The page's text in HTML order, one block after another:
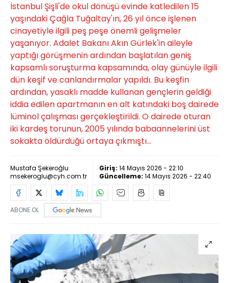
İstanbul Şişli'de okul dönüşü evinde katledilen 15
yaşındaki Çağla Tuğaltay'ın, 26 yıl önce işlenen
cinayetiyle ilgili peş peşe önemli gelişmeler
yaşanıyor. Adalet Bakanı Akın Gürlek'in aileyle
yaptığı görüşmenin ardından başlatılan geniş
kapsamlı soruşturma kapsamında, olay günüyle ilgili
dün keşif ve canlandırmalar yapıldı. Bu keşfin
ardından, yasaklı madde kullanan gençlerin geldiği
iddia edilen apartmanın en alt katındaki boş dairede
lüminol çalışması gerçekleştirildi. O dairede oturan
iki kardeş torunun, 2005 yılında babaannelerini üst
sokakta öldürdüğü ortaya çıkmıştı...
Mustafa Şekeroğlu
msekeroglu@cyh.com.tr
Giriş: 14 Mayıs 2026 - 22:10
Güncelleme: 14 Mayıs 2026 - 22:40
ABONE OL